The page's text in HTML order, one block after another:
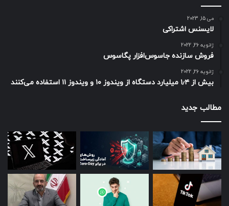
پاپ‌سایت‌های CDN به‌زودی در پنل
کاربری دراختیار مشتریان قرار می‌گیرد.
مجله خبری نیوزلن
می 15, 2023
لایسنس اشتراکی
ژانویه 26, 2022
فروش سازنده جاسوس‌افزار پگاسوس
ژانویه 26, 2022
بیش از ۱٫۴ میلیارد دستگاه از ویندوز ۱۰ و ویندوز ۱۱ استفاده می‌کنند
مطالب جدید